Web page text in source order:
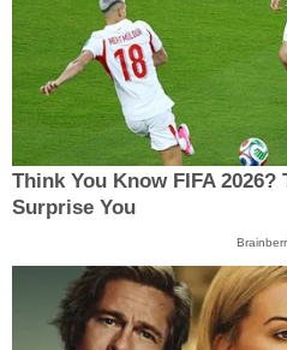
Think You Know FIFA 2026?
Surprise You